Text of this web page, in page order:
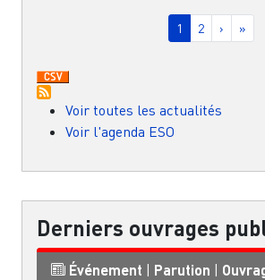
Page courante
1 Page
2 Page
› »
Voir toutes les actualités
Voir l'agenda ESO
Derniers ouvrages
Événement | Parution |